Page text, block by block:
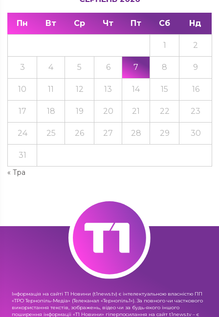
Пн Вт Ср Чт Пт Сб Нд
« Тра
1 2
3 4 5 6 7 8 9
10 11 12 13 14 15 16
17 18 19 20 21 22 23
24 25 26 27 28 29 30
31
Інформація на сайті Т1 Новини (t1news.tv) є інтелектуальною власністю ПП
«ТРО Тернопіль-Медіа» (Телеканал «Тернопіль1»). За повного чи часткового
використання текстів, зображень, відео чи за будь-якого іншого
поширення інформації «Т1 Новини» гіперпосилання на сайт t1news.tv – є